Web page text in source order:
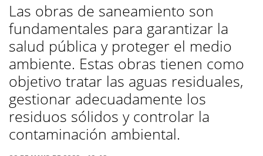
Las obras de saneamiento son
fundamentales para garantizar la
salud pública y proteger el medio
ambiente. Estas obras tienen como
objetivo tratar las aguas residuales,
gestionar adecuadamente los
residuos sólidos y controlar la
contaminación ambiental.